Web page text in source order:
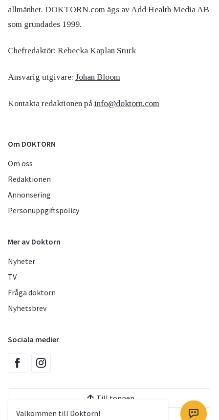
Välkommen till Doktorn!
allmänhet. DOKTORN.com ägs av Add Health Media AB
som grundades 1999.
Chefredaktör: Rebecka Kaplan Sturk
Ansvarig utgivare: Johan Bloom
Kontakta redaktionen på info@doktorn.com
Om DOKTORN
Om oss
Redaktionen
Annonsering
Personuppgiftspolicy
Mer av Doktorn
Nyheter
TV
Fråga doktorn
Nyhetsbrev
Sociala medier
Till toppen